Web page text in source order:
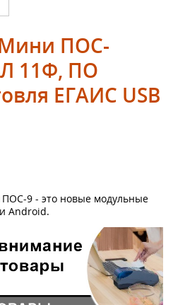
Мини ПОС-
11Ф, ПО
ЕГАИС USB
9 - это новые модульные
Android.